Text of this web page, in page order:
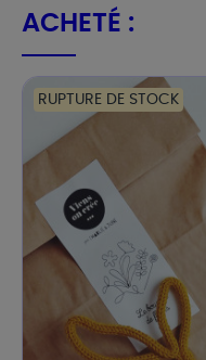
ACHETÉ :
RUPTURE DE STOCK